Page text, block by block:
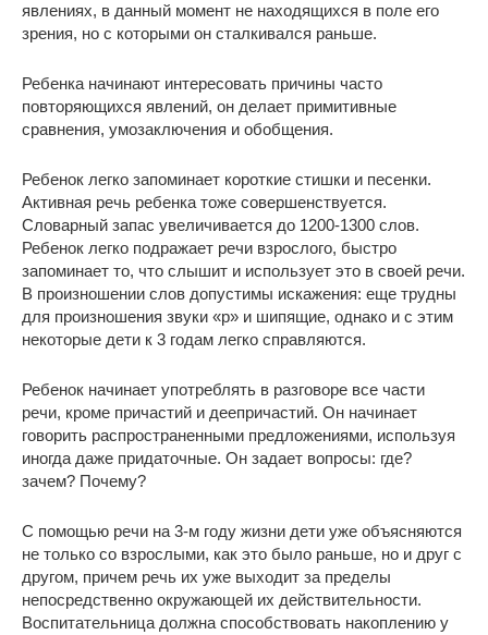
явлениях, в данный момент не находящихся в поле его
зрения, но с которыми он сталкивался раньше.
Ребенка начинают интересовать причины часто
повторяющихся явлений, он делает примитивные
сравнения, умозаключения и обобщения.
Ребенок легко запоминает короткие стишки и песенки.
Активная речь ребенка тоже совершенствуется.
Словарный запас увеличивается до 1200-1300 слов.
Ребенок легко подражает речи взрослого, быстро
запоминает то, что слышит и использует это в своей речи.
В произношении слов допустимы искажения: еще трудны
для произношения звуки «р» и шипящие, однако и с этим
некоторые дети к 3 годам легко справляются.
Ребенок начинает употреблять в разговоре все части
речи, кроме причастий и деепричастий. Он начинает
говорить распространенными предложениями, используя
иногда даже придаточные. Он задает вопросы: где?
зачем? Почему?
С помощью речи на 3-м году жизни дети уже объясняются
не только со взрослыми, как это было раньше, но и друг с
другом, причем речь их уже выходит за пределы
непосредственно окружающей их действительности.
Воспитательница должна способствовать накоплению у